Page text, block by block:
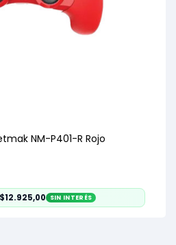
NM-P401-R Rojo
$12.925,00 SIN INTERÉS